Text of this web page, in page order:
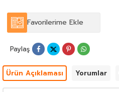
Favorilerime Ekle
Paylaş
Ürün Açıklaması Yorumlar